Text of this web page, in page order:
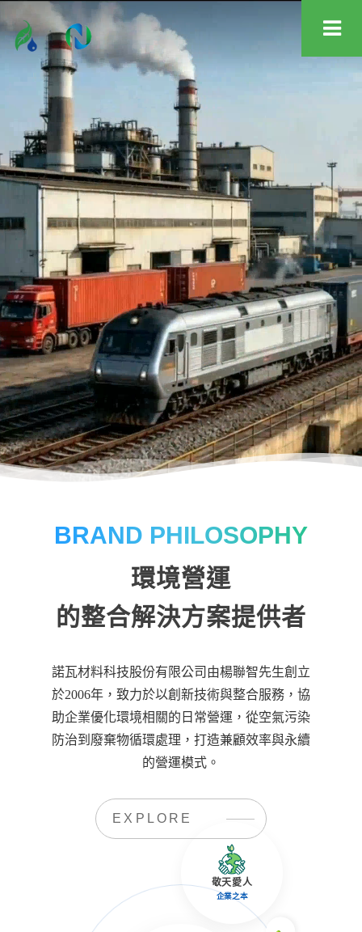
BRAND PHILOSOPHY
環境營運
的整合解決方案提供者
諾瓦材料科技股份有限公司由楊聯智先生創立
於2006年，致力於以創新技術與整合服務，協
助企業優化環境相關的日常營運，從空氣污染
防治到廢棄物循環處理，打造兼顧效率與永續
的營運模式。
EXPLORE
敬天愛人
企業之本